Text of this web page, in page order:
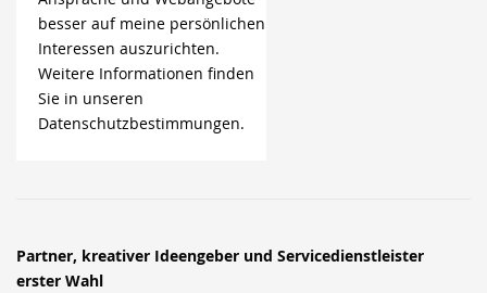
besser auf meine persönlichen
Interessen auszurichten.
Weitere Informationen finden
Sie in unseren
Datenschutzbestimmungen.
Partner, kreativer Ideengeber und Servicedienstleister
erster Wahl